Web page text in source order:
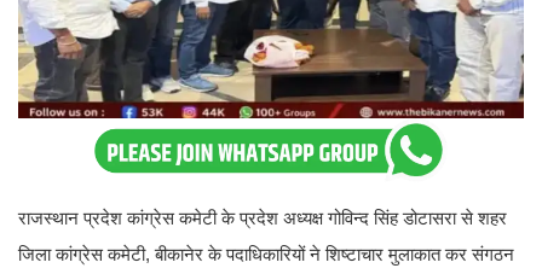
राजस्थान प्रदेश कांग्रेस कमेटी के प्रदेश अध्यक्ष गोविन्द सिंह डोटासरा से शहर
जिला कांग्रेस कमेटी, बीकानेर के पदाधिकारियों ने शिष्टाचार मुलाकात कर संगठन